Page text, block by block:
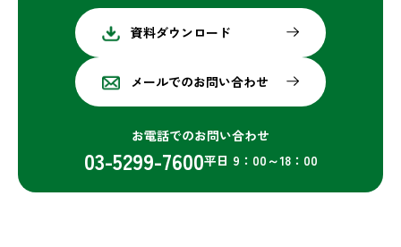
資料ダウンロード
メールでのお問い合わせ
お電話でのお問い合わせ
03-5299-7600平日 9：00～18：00